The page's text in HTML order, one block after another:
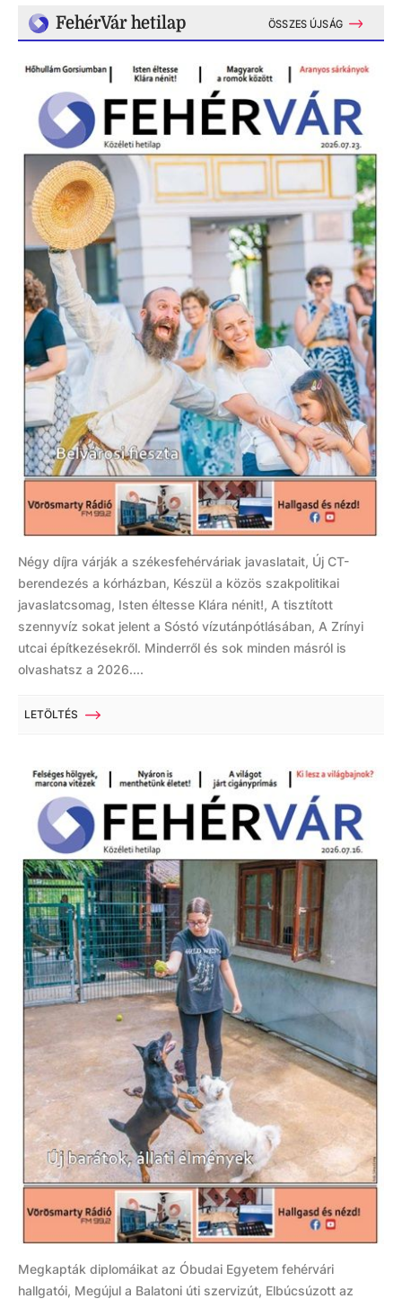
FehérVár hetilap ÖSSZES ÚJSÁG
Négy díjra várják a székesfehérváriak javaslatait, Új CT-
berendezés a kórházban, Készül a közös szakpolitikai
javaslatcsomag, Isten éltesse Klára nénit!, A tisztított
szennyvíz sokat jelent a Sóstó vízutánpótlásában, A Zrínyi
utcai építkezésekről. Minderről és sok minden másról is
olvashatsz a 2026....
LETÖLTÉS
Megkapták diplomáikat az Óbudai Egyetem fehérvári
hallgatói, Megújul a Balatoni úti szervizút, Elbúcsúzott az